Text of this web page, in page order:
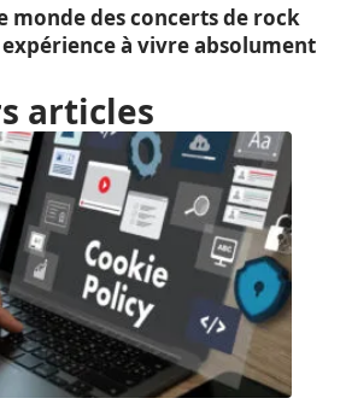
monde des concerts de rock
à vivre absolument
articles